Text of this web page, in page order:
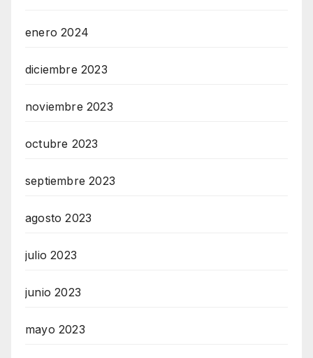
enero 2024
diciembre 2023
noviembre 2023
octubre 2023
septiembre 2023
agosto 2023
julio 2023
junio 2023
mayo 2023